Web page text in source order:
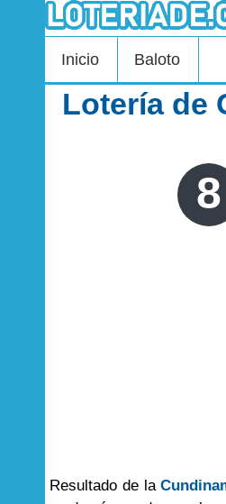
Inicio Baloto
Lotería de
8
Resultado de la